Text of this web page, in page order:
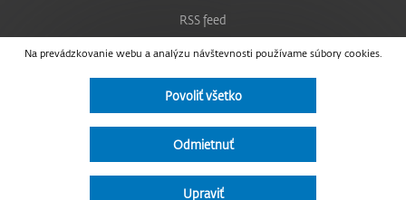
Na prevádzkovanie webu a analýzu návštevnosti používame súbory cookies.
Povoliť všetko
Odmietnuť
Upraviť
RSS feed
Nastavenie cookies
Facebook
Instagram
Vyhlásenie o prístupnosti